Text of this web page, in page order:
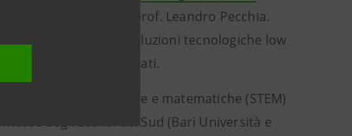
al mondo, il prof. Leandro Pecchia.
professore lavora a soluzioni tecnologiche low
nei paesi meno sviluppati.
tecnico-scientifiche e matematiche (STEM)
degli atenei del Sud (Bari Università e